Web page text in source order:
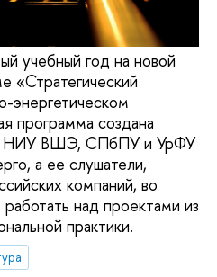
учебный год на новой
«Стратегический
энергетическом
программа создана
НИУ ВШЭ, СПбПУ и УрФУ
а ее слушатели,
компаний, во
над проектами из
практики.